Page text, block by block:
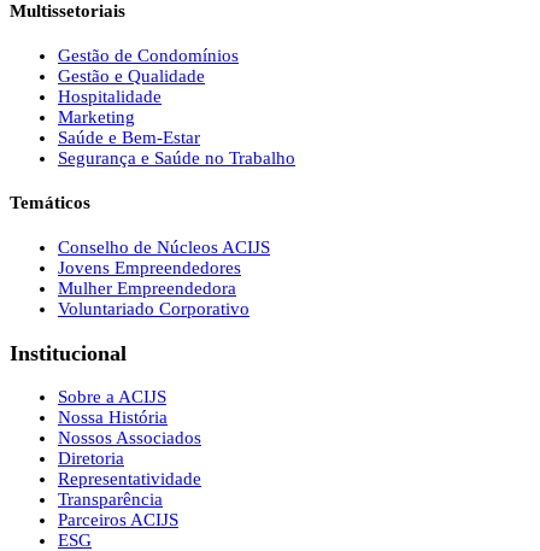
Multissetoriais
Gestão de Condomínios
Gestão e Qualidade
Hospitalidade
Marketing
Saúde e Bem-Estar
Segurança e Saúde no Trabalho
Temáticos
Conselho de Núcleos ACIJS
Jovens Empreendedores
Mulher Empreendedora
Voluntariado Corporativo
Institucional
Sobre a ACIJS
Nossa História
Nossos Associados
Diretoria
Representatividade
Transparência
Parceiros ACIJS
ESG